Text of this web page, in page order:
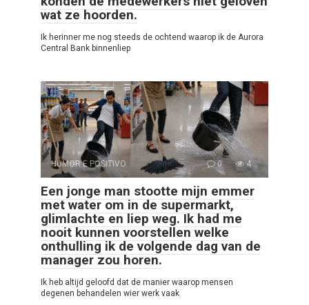
wat ze hoorden.
Ik herinner me nog steeds de ochtend waarop ik de Aurora
Central Bank binnenliep
HUMOR E POSITIVO 0 4
Een jonge man stootte mijn emmer
met water om in de supermarkt,
glimlachte en liep weg. Ik had me
nooit kunnen voorstellen welke
onthulling ik de volgende dag van de
manager zou horen.
Ik heb altijd geloofd dat de manier waarop mensen
degenen behandelen wier werk vaak